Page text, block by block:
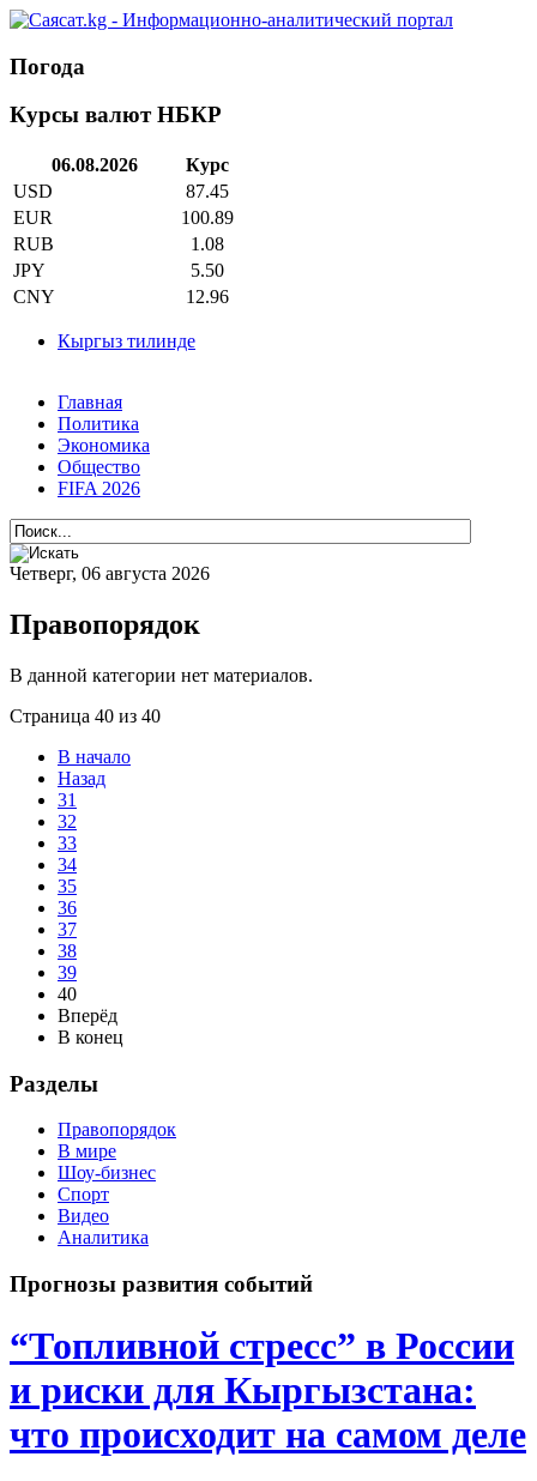
Погода
Курсы валют НБКР
06.08.2026
Курс
USD
87.45
EUR
100.89
RUB
1.08
JPY
5.50
CNY
12.96
Кыргыз тилинде
Главная
Политика
Экономика
Общество
FIFA 2026
Четверг, 06 августа 2026
Правопорядок
В данной категории нет материалов.
Страница 40 из 40
В начало
Назад
31
32
33
34
35
36
37
38
39
40
Вперёд
В конец
Разделы
Правопорядок
В мире
Шоу-бизнес
Спорт
Видео
Аналитика
Прогнозы развития событий
“Топливной стресс” в России
и риски для Кыргызстана:
что происходит на самом деле